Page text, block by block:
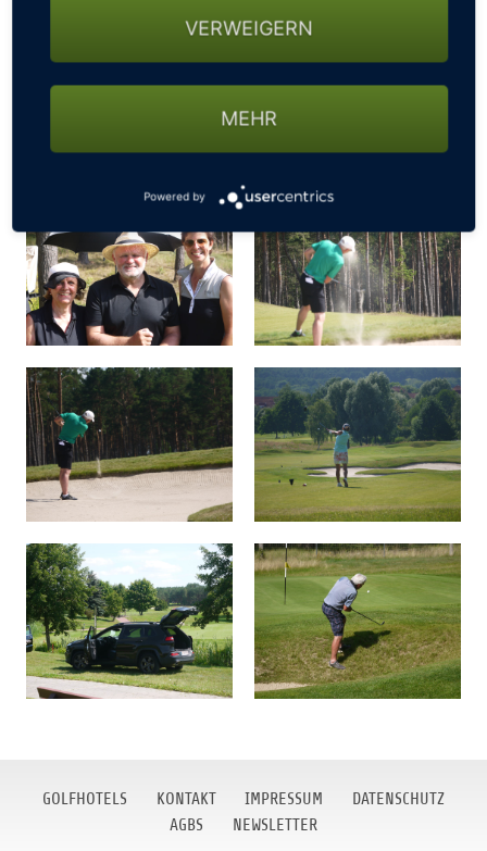
GOLFHOTELS KONTAKT IMPRESSUM
DATENSCHUTZ
AGBS
NEWSLETTER
VERWEIGERN
MEHR
Powered by